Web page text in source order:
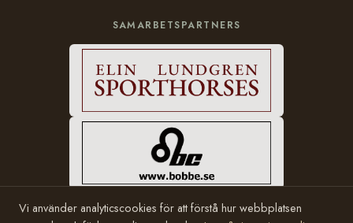
SAMARBETSPARTNERS
Vi använder analyticscookies för att förstå hur webbplatsen